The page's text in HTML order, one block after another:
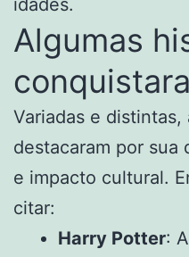
idades.
Algumas
Variadas e distintas,
destacaram por sua
e impacto cultural.
citar:
Harry Potter: